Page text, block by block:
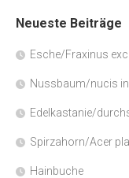
Neueste Beiträge
Esche/Fraxinus
Nussbaum/nucis
Edelkastanie/
Spirzahorn/Acer
Hainbuche